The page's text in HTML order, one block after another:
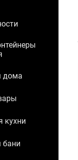
дома
кухни
бани